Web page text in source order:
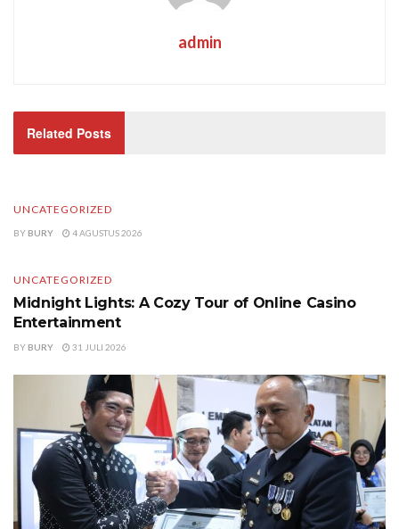
admin
Related Posts
UNCATEGORIZED
BY BURY 4 AGUSTUS 2026
UNCATEGORIZED
Midnight Lights: A Cozy Tour of Online Casino
Entertainment
BY BURY 31 JULI 2026